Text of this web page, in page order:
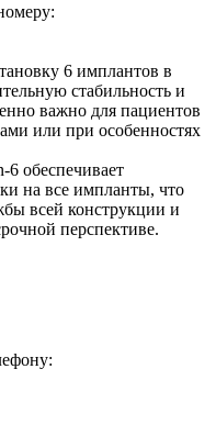
6 имплантов в
стабильность и
важно для пациентов
или при особенностях
обеспечивает
на все импланты, что
всей конструкции и
перспективе.